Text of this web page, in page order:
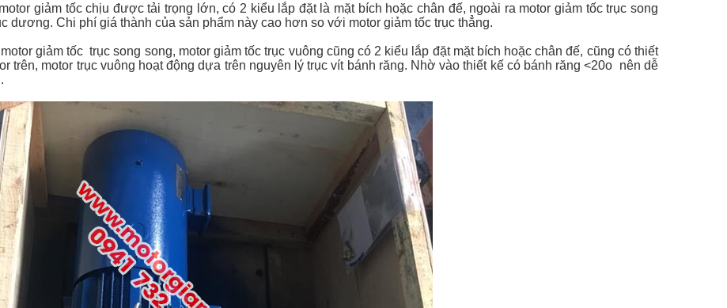
giảm tốc chịu được tải trọng lớn, có 2 kiểu lắp đặt là mặt bích hoặc chân đế, ngoài ra motor giảm tốc trục song
dương. Chi phí giá thành của sản phẩm này cao hơn so với motor giảm tốc trục thẳng.
giảm tốc trục song song, motor giảm tốc trục vuông cũng có 2 kiểu lắp đặt mặt bích hoặc chân đế, cũng có thiết
trên, motor trục vuông hoạt động dựa trên nguyên lý trục vít bánh răng. Nhờ vào thiết kế có bánh răng <20o nên dễ